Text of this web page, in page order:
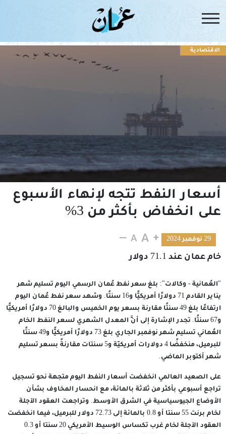
الاقتصادية
أسعار النفط تتجه لإنهاء الأسبوع
على انخفاض بأكثر من 3%
29 نوفمبر 2024
خام عمان عند 71.1 دولار
"العُمانية - وكالات": بلغ سعر نفط عُمان الرسمي اليوم تسليم شهر
يناير القادم 71 دولارًا أمريكيًّا و16 سنتًا. وشهد سعر نفط عُمان اليوم
ارتفاعًا بلغ 49 سنتًا مقارنة بسعر يوم الخميس والبالغ 70 دولارًا أمريكيًّا
و67 سنتًا. تجدر الإشارة إلى أنَّ المعدل الشهري لسعر النفط الخام
العُماني تسليم شهر نوفمبر الجاري بلغ 73 دولارًا أمريكيًّا و49 سنتًا
للبرميل، منخفضًا 4 دولارات أمريكيّة و5 سنتات مقارنةً بسعر تسليم
شهر أكتوبر الماضي.
على الصعيد العالمي انخفضت أسعار النفط اليوم متجهة نحو تسجيل
تراجع أسبوعي بأكثر من ثلاثة بالمائة، مع انحسار المخاوف بشأن
الأوضاع الجيوسياسية في الشرق الأوسط. وتراجعت العقود الآجلة
لخام برنت 55 سنتا أو 0.8 بالمائة إلى 72.73 دولار للبرميل، فيما انخفضت
العقود الآجلة لخام غرب تكساس الوسيط الأمريكي 20 سنتا أو 0.3